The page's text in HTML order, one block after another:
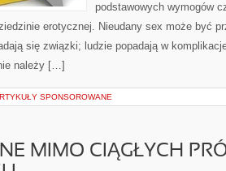
podstawowych wymogów
erotycznej. Nieudany sex może być
się związki; ludzie popadają w
należy […]
SPONSOROWANE
MIMO CIĄGŁYCH